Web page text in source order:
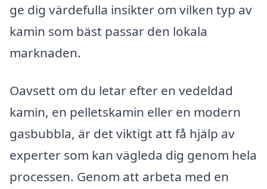
ge dig värdefulla insikter om vilken typ av
kamin som bäst passar den lokala
marknaden.
Oavsett om du letar efter en vedeldad
kamin, en pelletskamin eller en modern
gasbubbla, är det viktigt att få hjälp av
experter som kan vägleda dig genom hela
processen. Genom att arbeta med en